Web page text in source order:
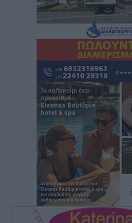
Οικοδομική «ανάσα» στη Ρόδο:
οι επεκτάσεις, οι ενεργειακές
ολόκληρο το νησί
πριν 12 λεπτά
Στη Ρόδο απολαμβάνει τις
η Φαίη Σκορδά
Τοπικές Ειδήσεις• πριν 13 λεπτά
Χειρουργικές ομάδες στην
του ΕΣΥ φέρνει τις επεμβάσεις
Ρεπορτάζ • πριν 15 λεπτά
Οι χειροπέδες στην Πάρο έδεσαν
Αυτοδιοίκησης
Δημο-Κρίσεις• πριν 16 λεπτά